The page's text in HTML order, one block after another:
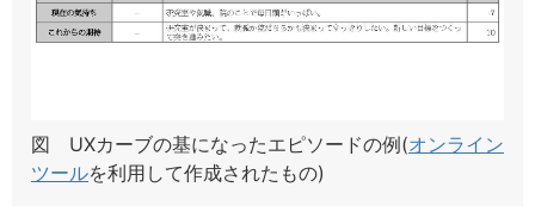
図 UXカーブの基になったエピソードの例(オンライン
ツールを利用して作成されたもの)